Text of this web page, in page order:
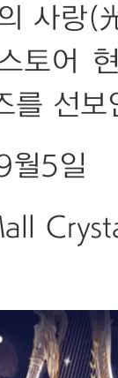
사랑(
토어
를 선보
월5일